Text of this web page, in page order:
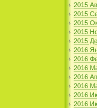
2015
2015
2015
2015
2015
2016
2016
2016
2016
2016
2016
2016